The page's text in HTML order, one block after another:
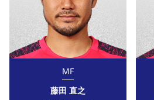
MF
藤田 直之